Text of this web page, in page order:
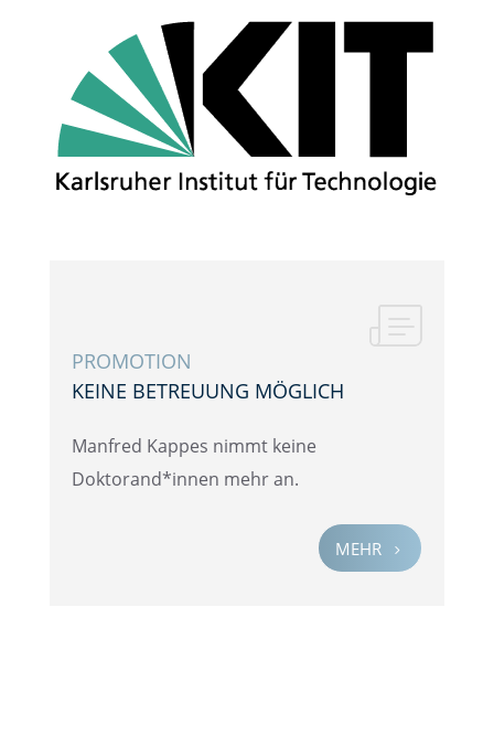
PROMO­TION
KEINE BETREU­UNG MÖGLICH
Manfred Kappes nimmt keine
Doktorand*innen mehr an.
MEHR 5